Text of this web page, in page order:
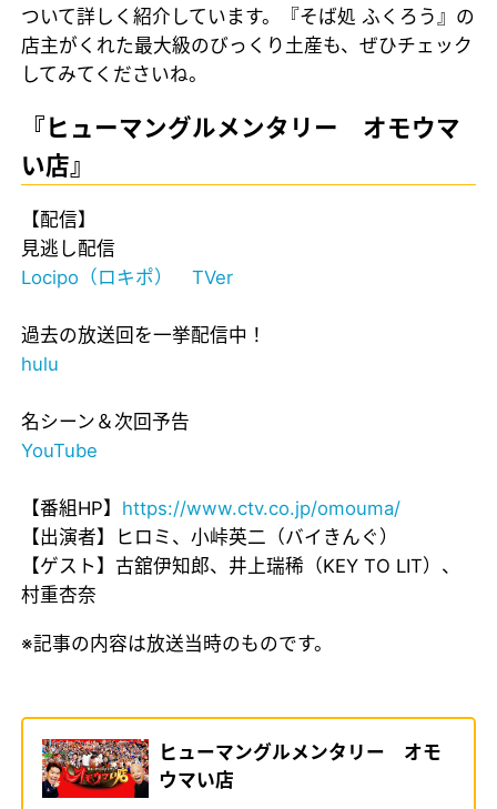
ついて詳しく紹介しています。『そば処 ふくろう』の
店主がくれた最大級のびっくり土産も、ぜひチェック
してみてくださいね。
『ヒューマングルメンタリー オモウマ
い店』
【配信】
見逃し配信
Locipo（ロキポ）
TVer
過去の放送回を一挙配信中！
hulu
名シーン＆次回予告
YouTube
【番組HP】 https://www.ctv.co.jp/omouma/
【出演者】ヒロミ、小峠英二（バイきんぐ）
【ゲスト】古舘伊知郎、井上瑞稀（KEY TO LIT）、
村重杏奈
※記事の内容は放送当時のものです。
ヒューマングルメンタリー オモ
ウマい店